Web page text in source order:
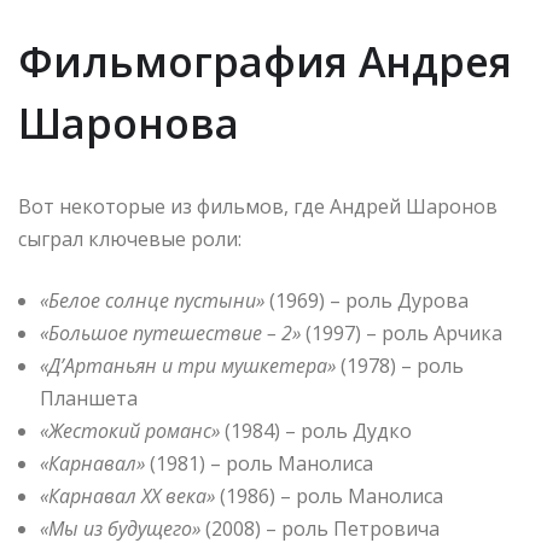
Фильмография Андрея
Шаронова
Вот некоторые из фильмов, где Андрей Шаронов
сыграл ключевые роли:
«Белое солнце пустыни»(1969) – роль Дурова
«Большое путешествие – 2»(1997) – роль Арчика
«Д’Артаньян и три мушкетера»(1978) – роль
Планшета
«Жестокий романс»(1984) – роль Дудко
«Карнавал»(1981) – роль Манолиса
«Карнавал XX века»(1986) – роль Манолиса
«Мы из будущего»(2008) – роль Петровича